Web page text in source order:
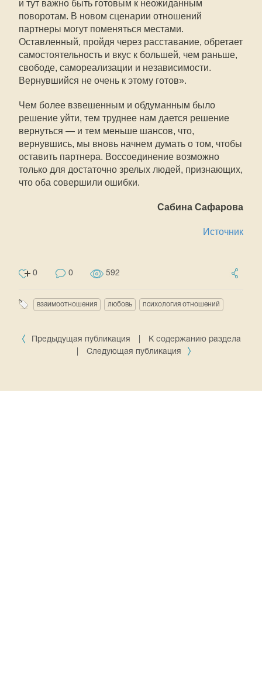
и тут важно быть готовым к неожиданным
поворотам. В новом сценарии отношений
партнеры могут поменяться местами.
Оставленный, пройдя через расставание, обретает
самостоятельность и вкус к большей, чем раньше,
свободе, самореализации и независимости.
Вернувшийся не очень к этому готов».
Чем более взвешенным и обдуманным было
решение уйти, тем труднее нам дается решение
вернуться — и тем меньше шансов, что,
вернувшись, мы вновь начнем думать о том, чтобы
оставить партнера. Воссоединение возможно
только для достаточно зрелых людей, признающих,
что оба совершили ошибки.
Сабина Сафарова
Источник
0 0 592
взаимоотношения любовь психология отношений
Предыдущая публикация
К содержанию раздела
Следующая публикация